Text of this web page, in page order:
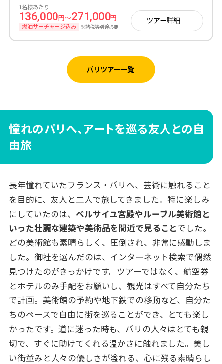
7日目 シャルル・ド・ゴール午後発〜ドバイ経由
8日目 〜関空夕方着（エミレーツ航空）
1名様あたり
136,000 円～271,000円
燃油サーチャージ込み ※諸税等別途必要
ツアー詳細
パリツアー一覧
憧れのパリへ、アートを巡る友人との自
由旅
長年憧れていたフランス・パリへ、芸術に触れること
を目的に、友人と二人で旅してきました。特に楽しみ
にしていたのは、 ベルサイユ宮殿やルーブル美術館と
いった壮麗な建築や美術品を間近で見ること でした。
どの美術館も素晴らしく、圧倒され、非常に感動しま
した。御社を選んだのは、インターネット検索で偶然
見つけたのがきっかけです。ツアーではなく、航空券
とホテルのみ手配をお願いし、観光はすべて自分たち
で計画。美術館の予約や地下鉄での移動など、自分た
ちのペースで自由に街を巡ることができ、とても楽し
かったです。道に迷った時も、パリの人々はとても親
切で、すぐに助けてくれる温かさに触れました。美し
い街並みと人々の優しさが溢れる、心に残る素晴らし